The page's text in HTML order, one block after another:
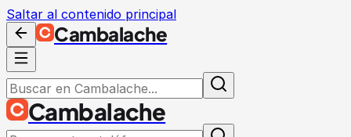
Saltar al contenido principal
Cambalache
Cambalache